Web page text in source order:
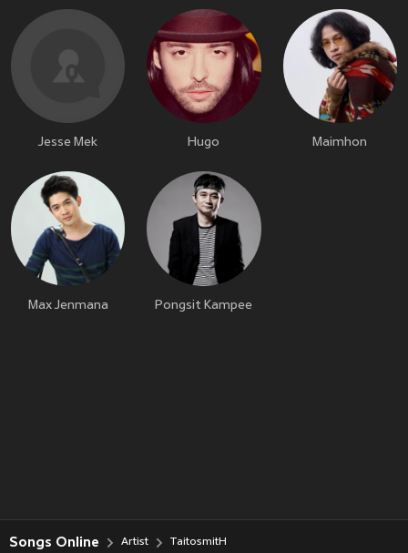
Jesse Mek Hugo Maimhon
Max Jenmana Pongsit Kampee
Songs Online Artist TaitosmitH